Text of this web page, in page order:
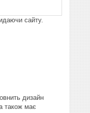
сайту.
дизайн
також має